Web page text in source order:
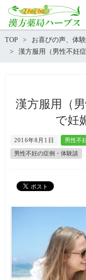
TOP お喜びの声、体
漢方服用（男性不妊
漢方服用（
で妊
2016年8月1日 男性不
男性不妊の症例・体験談